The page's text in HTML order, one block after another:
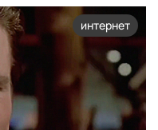
интернет